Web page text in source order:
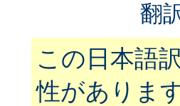
翻
この日本語
性がありま